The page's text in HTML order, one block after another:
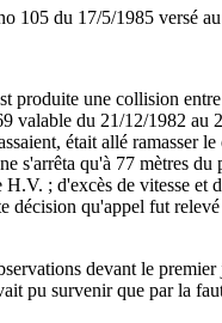
105 du 17/5/1985 versé
produite une collision
valable du 21/12/1982 au
était allé ramasser
s'arrêta qu'à 77 mètres du
; d'excès de vitesse et
décision qu'appel fut
devant le premier
pu survenir que par la